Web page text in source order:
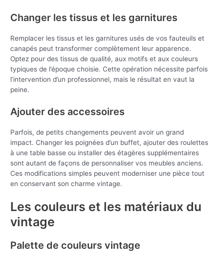
Changer les tissus et les garnitures
Remplacer les tissus et les garnitures usés de vos fauteuils et
canapés peut transformer complètement leur apparence.
Optez pour des tissus de qualité, aux motifs et aux couleurs
typiques de l’époque choisie. Cette opération nécessite parfois
l’intervention d’un professionnel, mais le résultat en vaut la
peine.
Ajouter des accessoires
Parfois, de petits changements peuvent avoir un grand
impact. Changer les poignées d’un buffet, ajouter des roulettes
à une table basse ou installer des étagères supplémentaires
sont autant de façons de personnaliser vos meubles anciens.
Ces modifications simples peuvent moderniser une pièce tout
en conservant son charme vintage.
Les couleurs et les matériaux du
vintage
Palette de couleurs vintage